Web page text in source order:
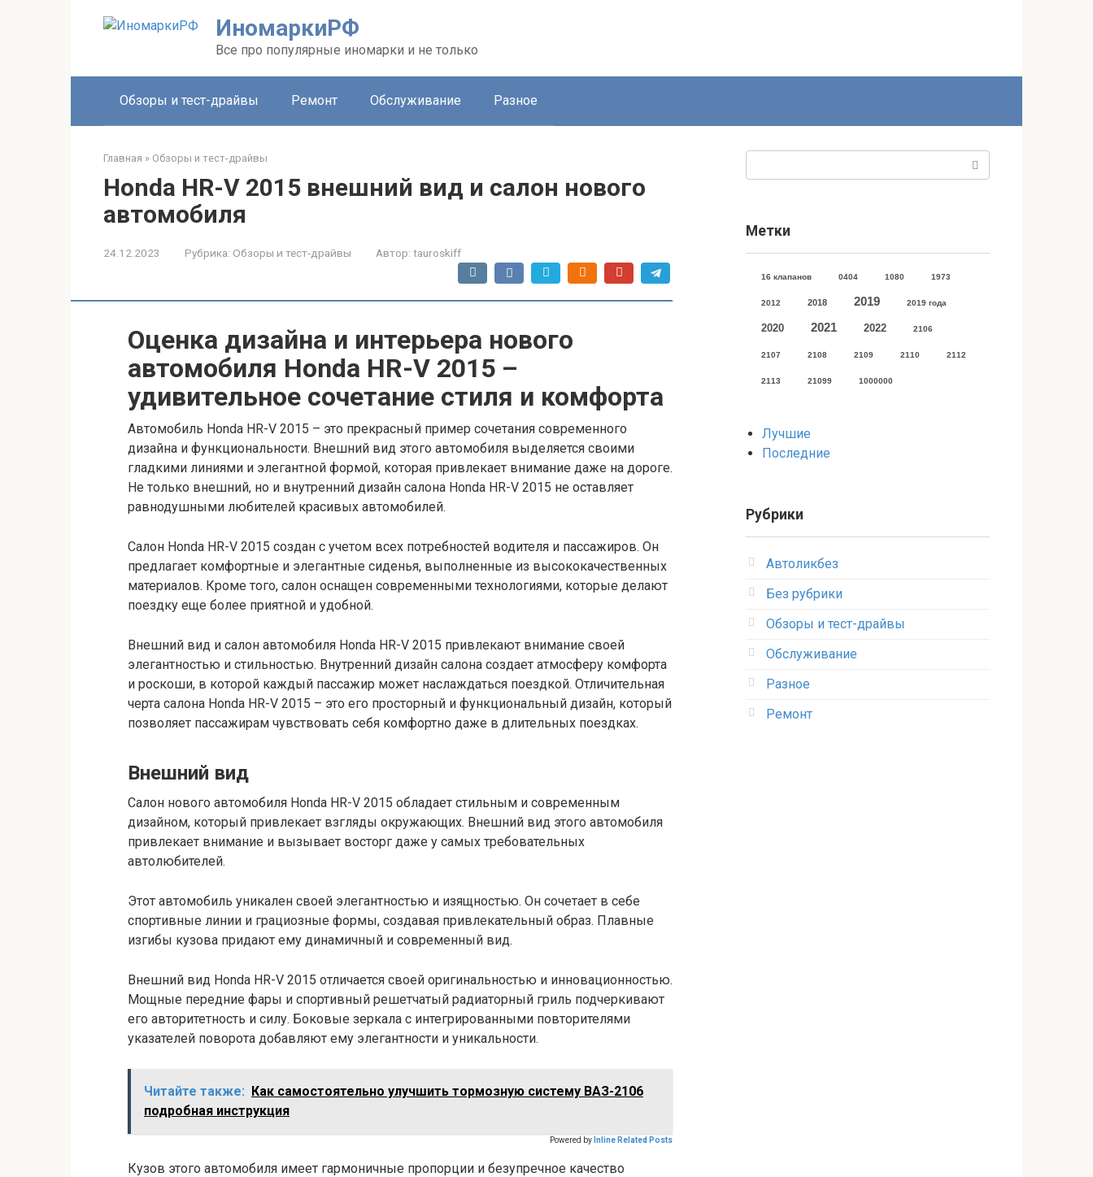
ИномаркиРФ
Все про популярные иномарки и не только
Обзоры и тест-драйвы Ремонт Обслуживание Разное
Главная » Обзоры и тест-драйвы
Honda HR-V 2015 внешний вид и салон нового
автомобиля
24.12.2023 Рубрика: Обзоры и тест-драйвы Автор: tauroskiff
Оценка дизайна и интерьера нового
автомобиля Honda HR-V 2015 –
удивительное сочетание стиля и комфорта
Автомобиль Honda HR-V 2015 – это прекрасный пример сочетания современного
дизайна и функциональности. Внешний вид этого автомобиля выделяется своими
гладкими линиями и элегантной формой, которая привлекает внимание даже на дороге.
Не только внешний, но и внутренний дизайн салона Honda HR-V 2015 не оставляет
равнодушными любителей красивых автомобилей.
Салон Honda HR-V 2015 создан с учетом всех потребностей водителя и пассажиров. Он
предлагает комфортные и элегантные сиденья, выполненные из высококачественных
материалов. Кроме того, салон оснащен современными технологиями, которые делают
поездку еще более приятной и удобной.
Внешний вид и салон автомобиля Honda HR-V 2015 привлекают внимание своей
элегантностью и стильностью. Внутренний дизайн салона создает атмосферу комфорта
и роскоши, в которой каждый пассажир может наслаждаться поездкой. Отличительная
черта салона Honda HR-V 2015 – это его просторный и функциональный дизайн, который
позволяет пассажирам чувствовать себя комфортно даже в длительных поездках.
Внешний вид
Салон нового автомобиля Honda HR-V 2015 обладает стильным и современным
дизайном, который привлекает взгляды окружающих. Внешний вид этого автомобиля
привлекает внимание и вызывает восторг даже у самых требовательных
автолюбителей.
Этот автомобиль уникален своей элегантностью и изящностью. Он сочетает в себе
спортивные линии и грациозные формы, создавая привлекательный образ. Плавные
изгибы кузова придают ему динамичный и современный вид.
Внешний вид Honda HR-V 2015 отличается своей оригинальностью и инновационностью.
Мощные передние фары и спортивный решетчатый радиаторный гриль подчеркивают
его авторитетность и силу. Боковые зеркала с интегрированными повторителями
указателей поворота добавляют ему элегантности и уникальности.
Читайте также: Как самостоятельно улучшить тормозную систему ВАЗ-2106
подробная инструкция
Powered by Inline Related Posts
Кузов этого автомобиля имеет гармоничные пропорции и безупречное качество
Метки
16 клапанов 0404 1080 1973
2012 2018 2019 2019 года
2020 2021 2022 2106
2107 2108 2109 2110 2112
2113 21099 1000000
Лучшие
Последние
Рубрики
Автоликбез
Без рубрики
Обзоры и тест-драйвы
Обслуживание
Разное
Ремонт